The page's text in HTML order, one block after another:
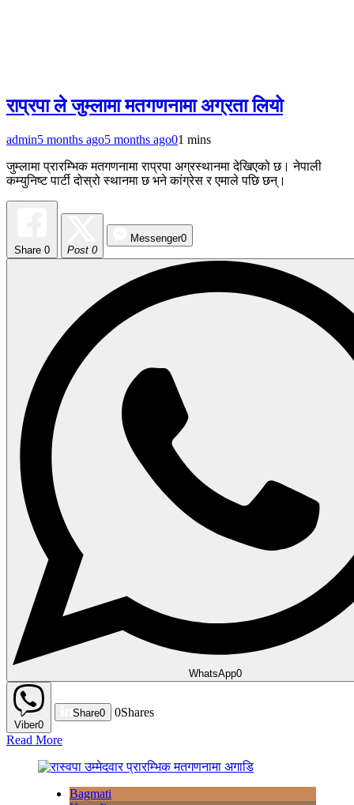
राप्रपा ले जुम्लामा मतगणनामा अग्रता लियो
admin5 months ago5 months ago01 mins
जुम्लामा प्रारम्भिक मतगणनामा राप्रपा अग्रस्थानमा देखिएको छ। नेपाली
कम्युनिष्ट पार्टी दोस्रो स्थानमा छ भने कांग्रेस र एमाले पछि छन्।
Share 0 Post 0
Messenger0
WhatsApp0
Viber0
Share0 0Shares
Read More
Bagmati